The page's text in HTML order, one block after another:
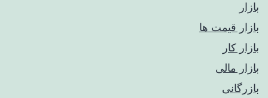
بازار
بازار قیمت ها
بازار کار
بازار مالی
بازرگانی